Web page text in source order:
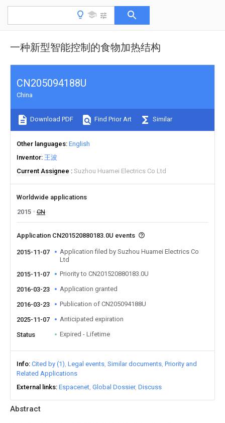
一种新型智能控制的食物加热结构
Abstract
CN205094188U
China
Download PDF Find Prior Art Similar
Other languages English
Inventor 王波
Current Assignee
Suzhou Huamei Electrics Co Ltd
Worldwide applications
2015
CN
Application CN201520880183.0U events
2015-11-07
Application filed by Suzhou Huamei Electrics Co
Ltd
2015-11-07
Priority to CN201520880183.0U
2016-03-23 Application granted
2016-03-23 Publication of CN205094188U
2025-11-07 Anticipated expiration
Status Expired - Lifetime
Info Cited by (1) Legal events Similar documents Priority and
Related Applications
External links Espacenet Global Dossier Discuss